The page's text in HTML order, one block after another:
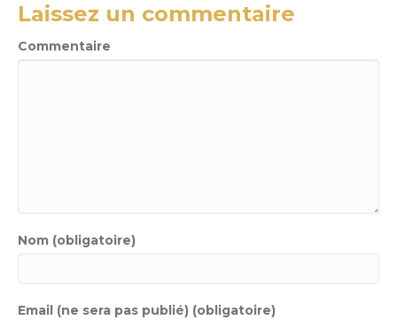
Laissez un commentaire
Commentaire
Nom (obligatoire)
Email (ne sera pas publié) (obligatoire)